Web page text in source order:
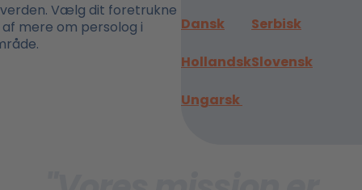
Vælg dit foretrukne
mere om persolog i
Dansk
Hollandsk
Ungarsk
Serbisk
Slovensk